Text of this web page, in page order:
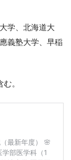
学、北海道大
義塾大学、早稲
。